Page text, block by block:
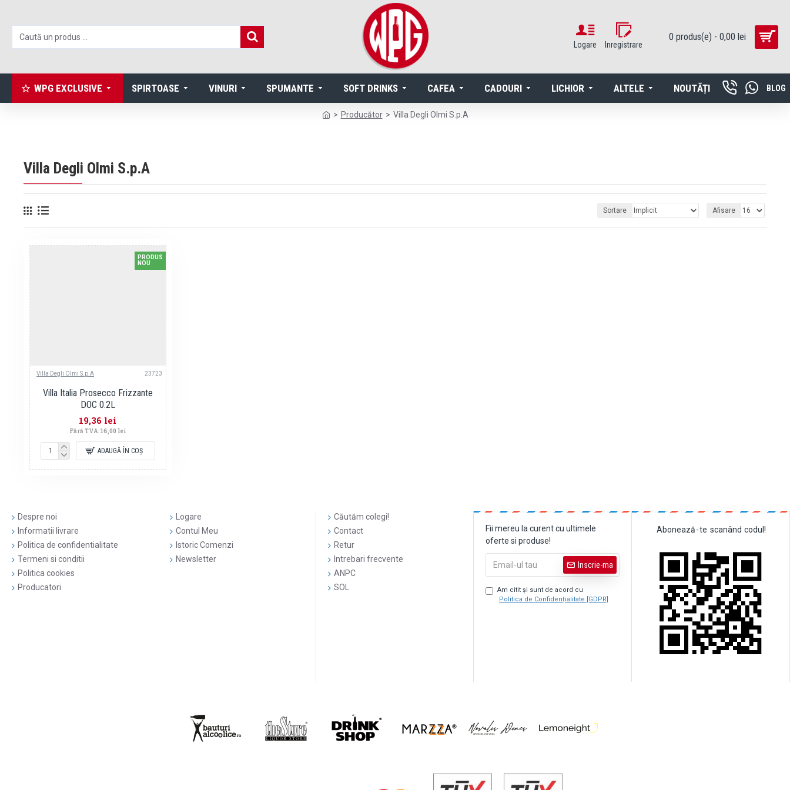
Logare Inregistrare
0 produs(e) - 0,00 lei
WPG EXCLUSIVE SPIRTOASE VINURI SPUMANTE SOFT DRINKS CAFEA CADOURI LICHIOR ALTELE NOUTĂȚI BLOG
Producător Villa Degli Olmi S.p.A
Villa Degli Olmi S.p.A
Sortare Afisare
PRODUS
NOU
Villa Degli Olmi S.p.A 23723
Villa Italia Prosecco Frizzante
DOC 0.2L
19,36 lei
Fără TVA:16,00 lei
ADAUGĂ ÎN COŞ
Despre noi
Informatii livrare
Politica de confidentialitate
Termeni si conditii
Politica cookies
Producatori
Logare
Contul Meu
Istoric Comenzi
Newsletter
Căutăm colegi!
Contact
Retur
Intrebari frecvente
ANPC
SOL
Fii mereu la curent cu ultimele
oferte si produse!
Inscrie-ma
Am citit şi sunt de acord cu
Politica de Confidențialitate [GDPR]
Abonează-te scanând codul!